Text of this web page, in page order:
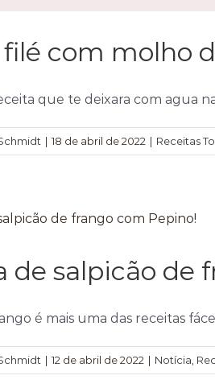
com molho
que te deixara com agua na
| 18 de abril de 2022 | Receitas
de salpicão de
é mais uma das receitas
| 12 de abril de 2022 | Notícia